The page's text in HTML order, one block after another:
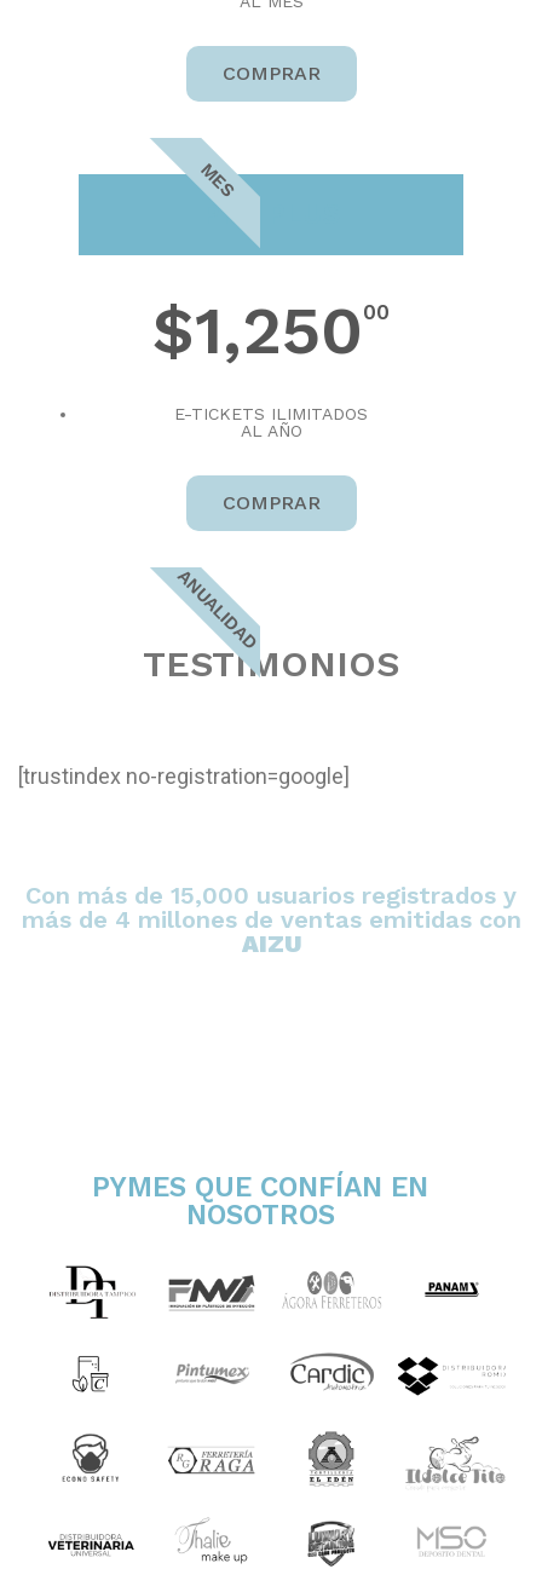
COMPRAR
MES
PRO PLUS
$1,250 00
E-TICKETS ILIMITADOS
AL AÑO
COMPRAR
ANUALIDAD
TESTIMONIOS
[trustindex no-registration=google]
Con más de 15,000 usuarios registrados y
más de 4 millones de ventas emitidas con
AIZU
PYMES QUE CONFÍAN EN
NOSOTROS